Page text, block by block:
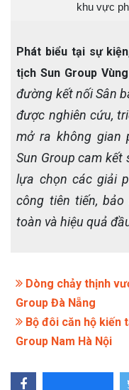
khu vực
Phát biểu tại sự
tịch Sun Group
đường kết nối Sân
được nghiên cứu,
mở ra không gian
Sun Group cam kết
lựa chọn các giải
công tiên tiến,
toàn và hiệu quả
Dòng chảy thịnh
Group Đà Nẵng
Bộ đôi căn hộ kiến
Group Nam Hà Nội